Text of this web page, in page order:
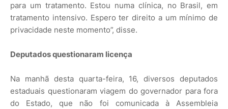
para um tratamento. Estou numa clínica, no Brasil, em
tratamento intensivo. Espero ter direito a um mínimo de
privacidade neste momento”, disse.
Deputados questionaram licença
Na manhã desta quarta-feira, 16, diversos deputados
estaduais questionaram viagem do governador para fora
do Estado, que não foi comunicada à Assembleia